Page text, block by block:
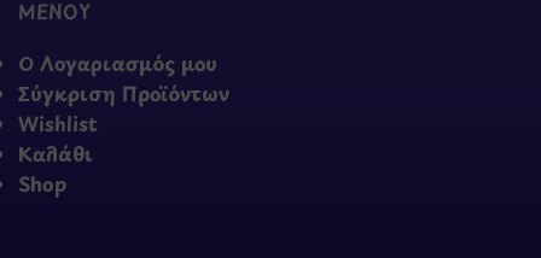
ΜΕΝΟΥ
Ο Λογαριασμός μου
Σύγκριση Προϊόντων
Wishlist
Καλάθι
Shop